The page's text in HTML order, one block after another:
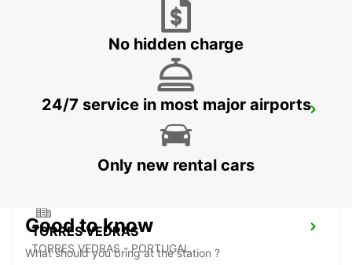
COIMBRA
TORRES VEDRAS
TORRES VEDRAS - PORTUGAL
No hidden charge
24/7 service in most major airports
Only new rental cars
Good to know
What should you bring at the station ?